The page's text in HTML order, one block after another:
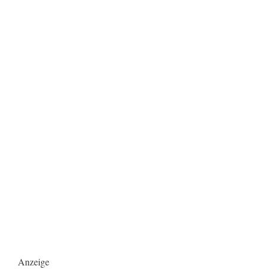
Anzeige